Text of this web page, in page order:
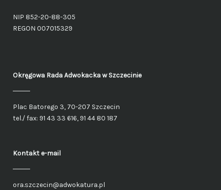
NIP 852-20-88-305
REGON 007015329
Okręgowa Rada Adwokackaw Szczecinie
Plac Batorego 3, 70-207 Szczecin
tel./ fax: 91 43 33 616, 91 44 80 187
Kontakt e-mail
ora.szczecin@adwokatura.pl